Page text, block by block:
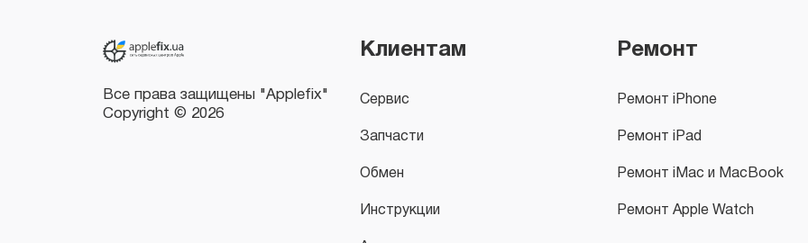
Клиентам
Сервис
Запчасти
Обмен
Инструкции
Ремонт
Ремонт iPhone
Ремонт iPad
Ремонт iMac и MacBook
Ремонт Apple Watch